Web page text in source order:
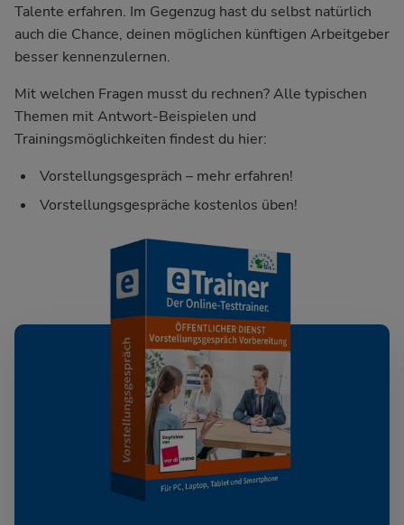
Talente erfahren. Im Gegenzug hast du selbst natürlich
auch die Chance, deinen möglichen künftigen Arbeitgeber
besser kennenzulernen.
Mit welchen Fragen musst du rechnen? Alle typischen
Themen mit Antwort-Beispielen und
Trainingsmöglichkeiten findest du hier:
Vorstellungsgespräch – mehr erfahren!
Vorstellungsgespräche kostenlos üben!